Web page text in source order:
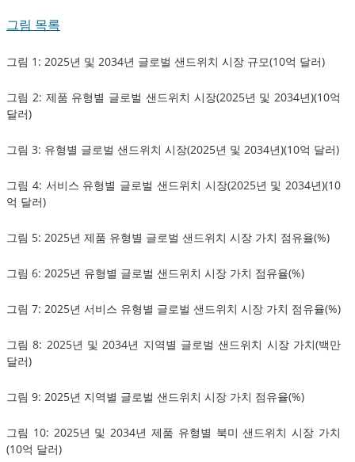
그림 목록
그림 1: 2025년 및 2034년 글로벌 샌드위치 시장 규모(10억 달러)
그림 2: 제품 유형별 글로벌 샌드위치 시장(2025년 및 2034년)(10억
달러)
그림 3: 유형별 글로벌 샌드위치 시장(2025년 및 2034년)(10억 달러)
그림 4: 서비스 유형별 글로벌 샌드위치 시장(2025년 및 2034년)(10
억 달러)
그림 5: 2025년 제품 유형별 글로벌 샌드위치 시장 가치 점유율(%)
그림 6: 2025년 유형별 글로벌 샌드위치 시장 가치 점유율(%)
그림 7: 2025년 서비스 유형별 글로벌 샌드위치 시장 가치 점유율(%)
그림 8: 2025년 및 2034년 지역별 글로벌 샌드위치 시장 가치(백만
달러)
그림 9: 2025년 지역별 글로벌 샌드위치 시장 가치 점유율(%)
그림 10: 2025년 및 2034년 제품 유형별 북미 샌드위치 시장 가치
(10억 달러)